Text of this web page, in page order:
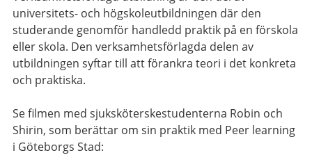
universitets- och högskoleutbildningen där den
studerande genomför handledd praktik på en förskola
eller skola. Den verksamhetsförlagda delen av
utbildningen syftar till att förankra teori i det konkreta
och praktiska.
Se filmen med sjuksköterskestudenterna Robin och
Shirin, som berättar om sin praktik med Peer learning
i Göteborgs Stad: